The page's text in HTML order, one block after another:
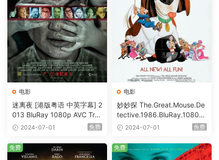
电影
迷离夜 [港版粤语 中英字幕] 2
013 BluRay 1080p AVC Tru
eHD5.1 [BDISO 22.64GB]
2024-07-01 免费
电影
妙妙探 The.Great.Mouse.De
tective.1986.BluRay.1080p.
AVC.DTS-HD.MA.5.1-HDHo
2024-07-01 免费
免费 免费